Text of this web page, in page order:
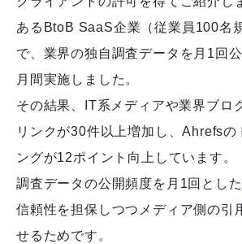
あるBtoB SaaS企業（従業員100名
で、業界の独自調査データを月1回
月間実施しました。
その結果、IT系メディアや業界ブロ
リンクが30件以上増加し、Ahrefsの
ングが12ポイント向上しています。
調査データの公開頻度を月1回とし
信頼性を担保しつつメディア側の引
せるためです。